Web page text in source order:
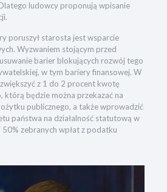
ludowcy proponują wpisanie
poruszył starosta jest wsparcie
Wyzwaniem stojącym przed
barier blokujących rozwój tego
w tym bariery finansowej. W
z 1 do 2 procent kwotę
będzie można przekazać na
publicznego, a także wprowadzić
państwa na działalność statutową w
zebranych wpłat z podatku